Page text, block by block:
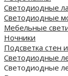
Светодиодные
Светодиодные
Мебельные
Ночники
Подсветка стен
Светодиодные
Светодиодные